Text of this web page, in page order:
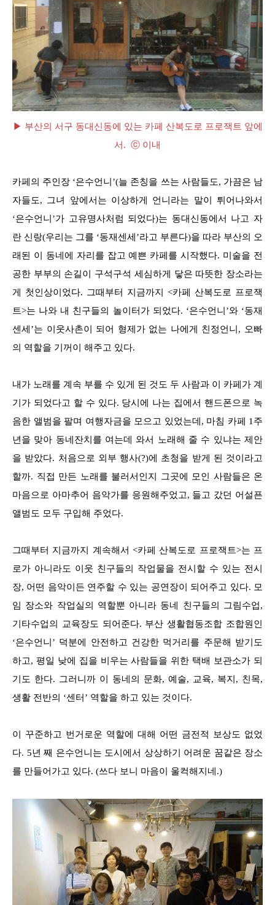
▶ 부산의 서구 동대신동에 있는 카페 산복도로 프로잭트 앞에
서. ⓒ 이내
카페의 주인장 ‘은수언니’(늘 존칭을 쓰는 사람들도, 가끔은 남
자들도, 그녀 앞에서는 이상하게 언니라는 말이 튀어나와서
‘은수언니’가 고유명사처럼 되었다)는 동대신동에서 나고 자
란 신랑(우리는 그를 ‘동재센세’라고 부른다)을 따라 부산의 오
래된 이 동네에 자리를 잡고 예쁜 카페를 시작했다. 미술을 전
공한 부부의 손길이 구석구석 세심하게 닿은 따뜻한 장소라는
게 첫인상이었다. 그때부터 지금까지 <카페 산복도로 프로잭
트>는 나와 내 친구들의 놀이터가 되었다. ‘은수언니’와 ‘동재
센세’는 이웃사촌이 되어 형제가 없는 나에게 친정언니, 오빠
의 역할을 기꺼이 해주고 있다.
내가 노래를 계속 부를 수 있게 된 것도 두 사람과 이 카페가 계
기가 되었다고 할 수 있다. 당시에 나는 집에서 핸드폰으로 녹
음한 앨범을 팔며 여행자금을 모으고 있었는데, 마침 카페 1주
년을 맞아 동네잔치를 여는데 와서 노래해 줄 수 있냐는 제안
을 받았다. 처음으로 외부 행사(?)에 초청을 받게 된 것이라고
할까. 직접 만든 노래를 불러서인지 그곳에 모인 사람들은 온
마음으로 아마추어 음악가를 응원해주었고, 들고 갔던 어설픈
앨범도 모두 구입해 주었다.
그때부터 지금까지 계속해서 <카페 산복도로 프로잭트>는 프
로가 아니라도 이웃 친구들의 작업물을 전시할 수 있는 전시
장, 어떤 음악이든 연주할 수 있는 공연장이 되어주고 있다. 모
임 장소와 작업실의 역할뿐 아니라 동네 친구들의 그림수업,
기타수업의 교육장도 되어준다. 부산 생활협동조합 조합원인
‘은수언니’ 덕분에 안전하고 건강한 먹거리를 주문해 받기도
하고, 평일 낮에 집을 비우는 사람들을 위한 택배 보관소가 되
기도 한다. 그러니까 이 동네의 문화, 예술, 교육, 복지, 친목,
생활 전반의 ‘센터’ 역할을 하고 있는 것이다.
이 꾸준하고 번거로운 역할에 대해 어떤 금전적 보상도 없었
다. 5년 째 은수언니는 도시에서 상상하기 어려운 꿈같은 장소
를 만들어가고 있다. (쓰다 보니 마음이 울컥해지네.)